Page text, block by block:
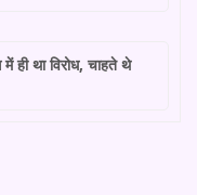
ही था विरोध, चाहते थे